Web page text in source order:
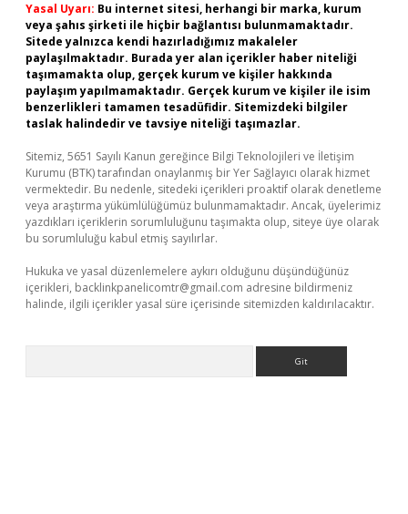
Yasal Uyarı: Bu internet sitesi, herhangi bir marka, kurum
veya şahıs şirketi ile hiçbir bağlantısı bulunmamaktadır.
Sitede yalnızca kendi hazırladığımız makaleler
paylaşılmaktadır. Burada yer alan içerikler haber niteliği
taşımamakta olup, gerçek kurum ve kişiler hakkında
paylaşım yapılmamaktadır. Gerçek kurum ve kişiler ile isim
benzerlikleri tamamen tesadüfidir. Sitemizdeki bilgiler
taslak halindedir ve tavsiye niteliği taşımazlar.
Sitemiz, 5651 Sayılı Kanun gereğince Bilgi Teknolojileri ve İletişim
Kurumu (BTK) tarafından onaylanmış bir Yer Sağlayıcı olarak hizmet
vermektedir. Bu nedenle, sitedeki içerikleri proaktif olarak denetleme
veya araştırma yükümlülüğümüz bulunmamaktadır. Ancak, üyelerimiz
yazdıkları içeriklerin sorumluluğunu taşımakta olup, siteye üye olarak
bu sorumluluğu kabul etmiş sayılırlar.
Hukuka ve yasal düzenlemelere aykırı olduğunu düşündüğünüz
içerikleri, backlinkpanelicomtr@gmail.com adresine bildirmeniz
halinde, ilgili içerikler yasal süre içerisinde sitemizden kaldırılacaktır.